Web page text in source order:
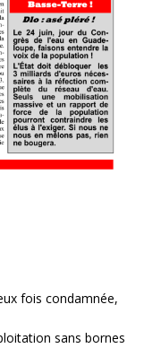
fois condamnée,
sans bornes